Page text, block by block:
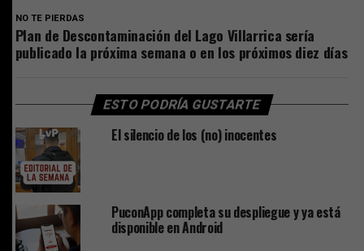
NO TE PIERDAS
Plan de Descontaminación del Lago Villarrica sería
publicado la próxima semana o en los próximos diez días
ESTO PODRÍA GUSTARTE
El silencio de los (no) inocentes
PuconApp completa su despliegue y ya está
disponible en Android